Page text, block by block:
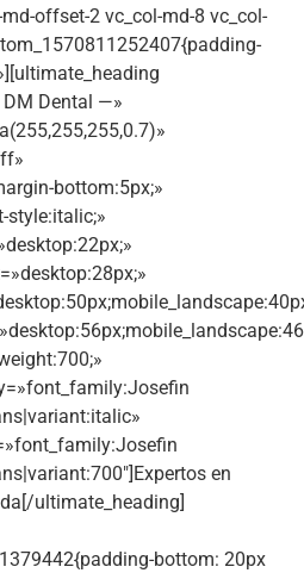
offset-2 vc_col-md-8 vc_col-
Dental —»
bottom:5px;»
style:italic;»
en
ultimate_heading]
bottom: 20px